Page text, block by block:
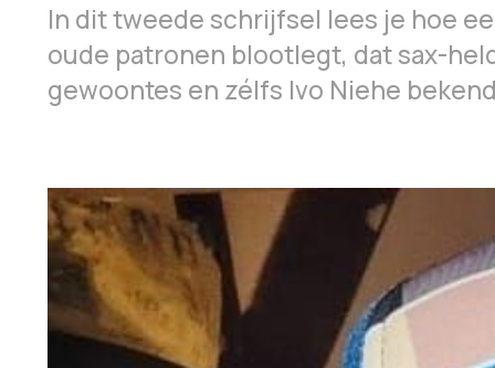
In dit tweede schrijfsel lees je hoe
oude patronen blootlegt, dat sax-
gewoontes en zélfs Ivo Niehe